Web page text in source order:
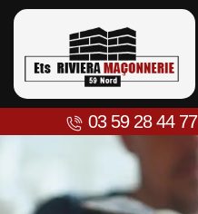
03 59 28 44 77